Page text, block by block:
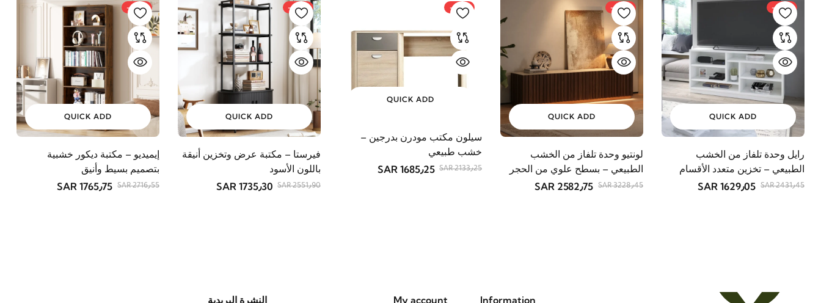
-33%
QUICK ADD
رايل وحدة تلفاز من الخشب
الطبيعي – تخزين متعدد الأقسام
2431٫45 SAR 1629٫05 SAR
-20%
QUICK ADD
لونتيو وحدة تلفاز من الخشب
الطبيعي – بسطح علوي من الحجر
3228٫45 SAR 2582٫75 SAR
-21%
QUICK ADD
سيلون مكتب مودرن بدرجين –
خشب طبيعي
2133٫25 SAR 1685٫25 SAR
-32%
QUICK ADD
فيرستا – مكتبة عرض وتخزين أنيقة
باللون الأسود
2551٫90 SAR 1735٫30 SAR
-35%
QUICK ADD
إيميديو – مكتبة ديكور خشبية
بتصميم بسيط وأنيق
2716٫55 SAR 1765٫75 SAR
Information
My account النشرة البريدية